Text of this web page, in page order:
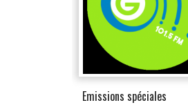
Emissions spéciales